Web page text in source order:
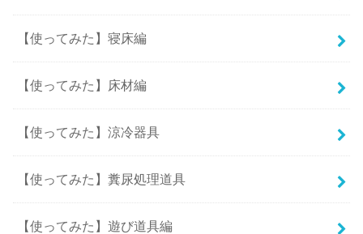
【使ってみた】寝床編
【使ってみた】床材編
【使ってみた】涼冷器具
【使ってみた】糞尿処理道具
【使ってみた】遊び道具編